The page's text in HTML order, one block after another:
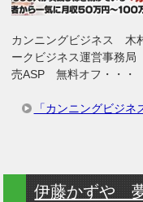
カンニングビジネス
ークビジネス運営事務
売ASP 無料オフ・・・
「カンニングビジ
伊藤かずや